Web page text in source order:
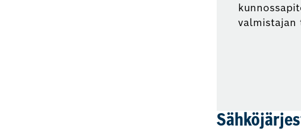
valmistajan